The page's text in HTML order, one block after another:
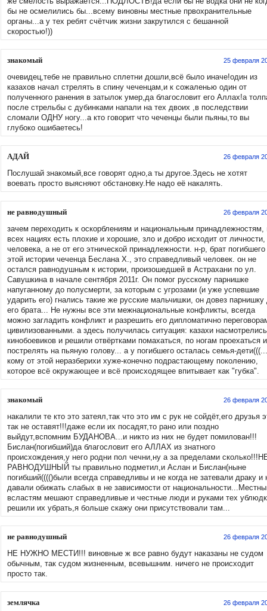
бы не осмелились бы...всему виновны местные првохранительные
органы...а у тех ребят счётчик жизни закрутился с бешанной
скоростью!))
знакомый 25 февраля
очевидец,тебе не правильно сплетни дошли,всё было иначе!один из
казахов начал стрелять в спину чеченцам,и к сожаленью один от
полученного ранения в затылок умер,да благословит его Аллах!а
после стрельбы с дубинками напали на тех двоих ,в последствии
сломали ОДНУ ногу...а кто говорит что чеченцы были пьяны,то вы
глубоко ошибаетесь!
АДАЙ 26 февраля
Послушай знакомый,все говорят одно,а ты другое.Здесь не хотят
воевать просто выясняют обстановку.Не надо её накалять.
не равнодушный 26 февраля
зачем переходить к оскорблениям и национальным принадлежностям,
всех нациях есть плохие и хорошие, зло и добро исходит от личности,
человека, а не от его этнической принадлежности. н-р, брат погибшего
этой истории чеченца Беслана Х., это справедливый человек. он не
остался равнодушным к истории, произошедшей в Астрахани по ул.
Савушкина в начале сентября 2011г. Он помог русскому парнишке
напуганному до полусмерти, за которым с угрозами (и уже успевшие
ударить его) гнались такие же русские мальчишки, он довез парнишку
его брата... Не нужны все эти межнациональные конфликты, всегда
можно загладить конфликт и разрешить его дипломатично
цивилизованными. а здесь получилась ситуация: казахи насмотрелись
кинобоевиков и решили отвёртками помахаться, по ногам проехаться и
пострелять на пьяную голову... а у погибшего осталась семья-
кому от этой неразберихи хуже-конечно подрастающему поколению,
которое всё окружающее и всё происходящее впитывает как "губка".
знакомый 26 февраля
накалили те кто это затеял,так что это им с рук не сойдёт,его друзья
так не оставят!!!даже если их посадят,то рано или поздно
выйдут,вспомним БУДАНОВА...и никто из них не будет помилован!!!
Бислан(погибший)да благословит его АЛЛАХ из знатного
происхождения,у него родни пол чечни,ну а за пределами
РАВНОДУШНЫЙ ты правильно подметил,и Аслан и Бислан(ныне
погибший(((()были всегда справедливы и не когда не затевали драку и
давали обижать слабых в не зависимости от
всластям мешают справедливые и честные люди и руками тех
решили их убрать,я больше скажу они присутствовали там...
не равнодушный 26 февраля
НЕ НУЖНО МЕСТИ!!! виновные ж все равно будут наказаны не судом
обычным, так судом жизненным, всевышним. ничего не происходит
просто так.
землячка 26 февраля